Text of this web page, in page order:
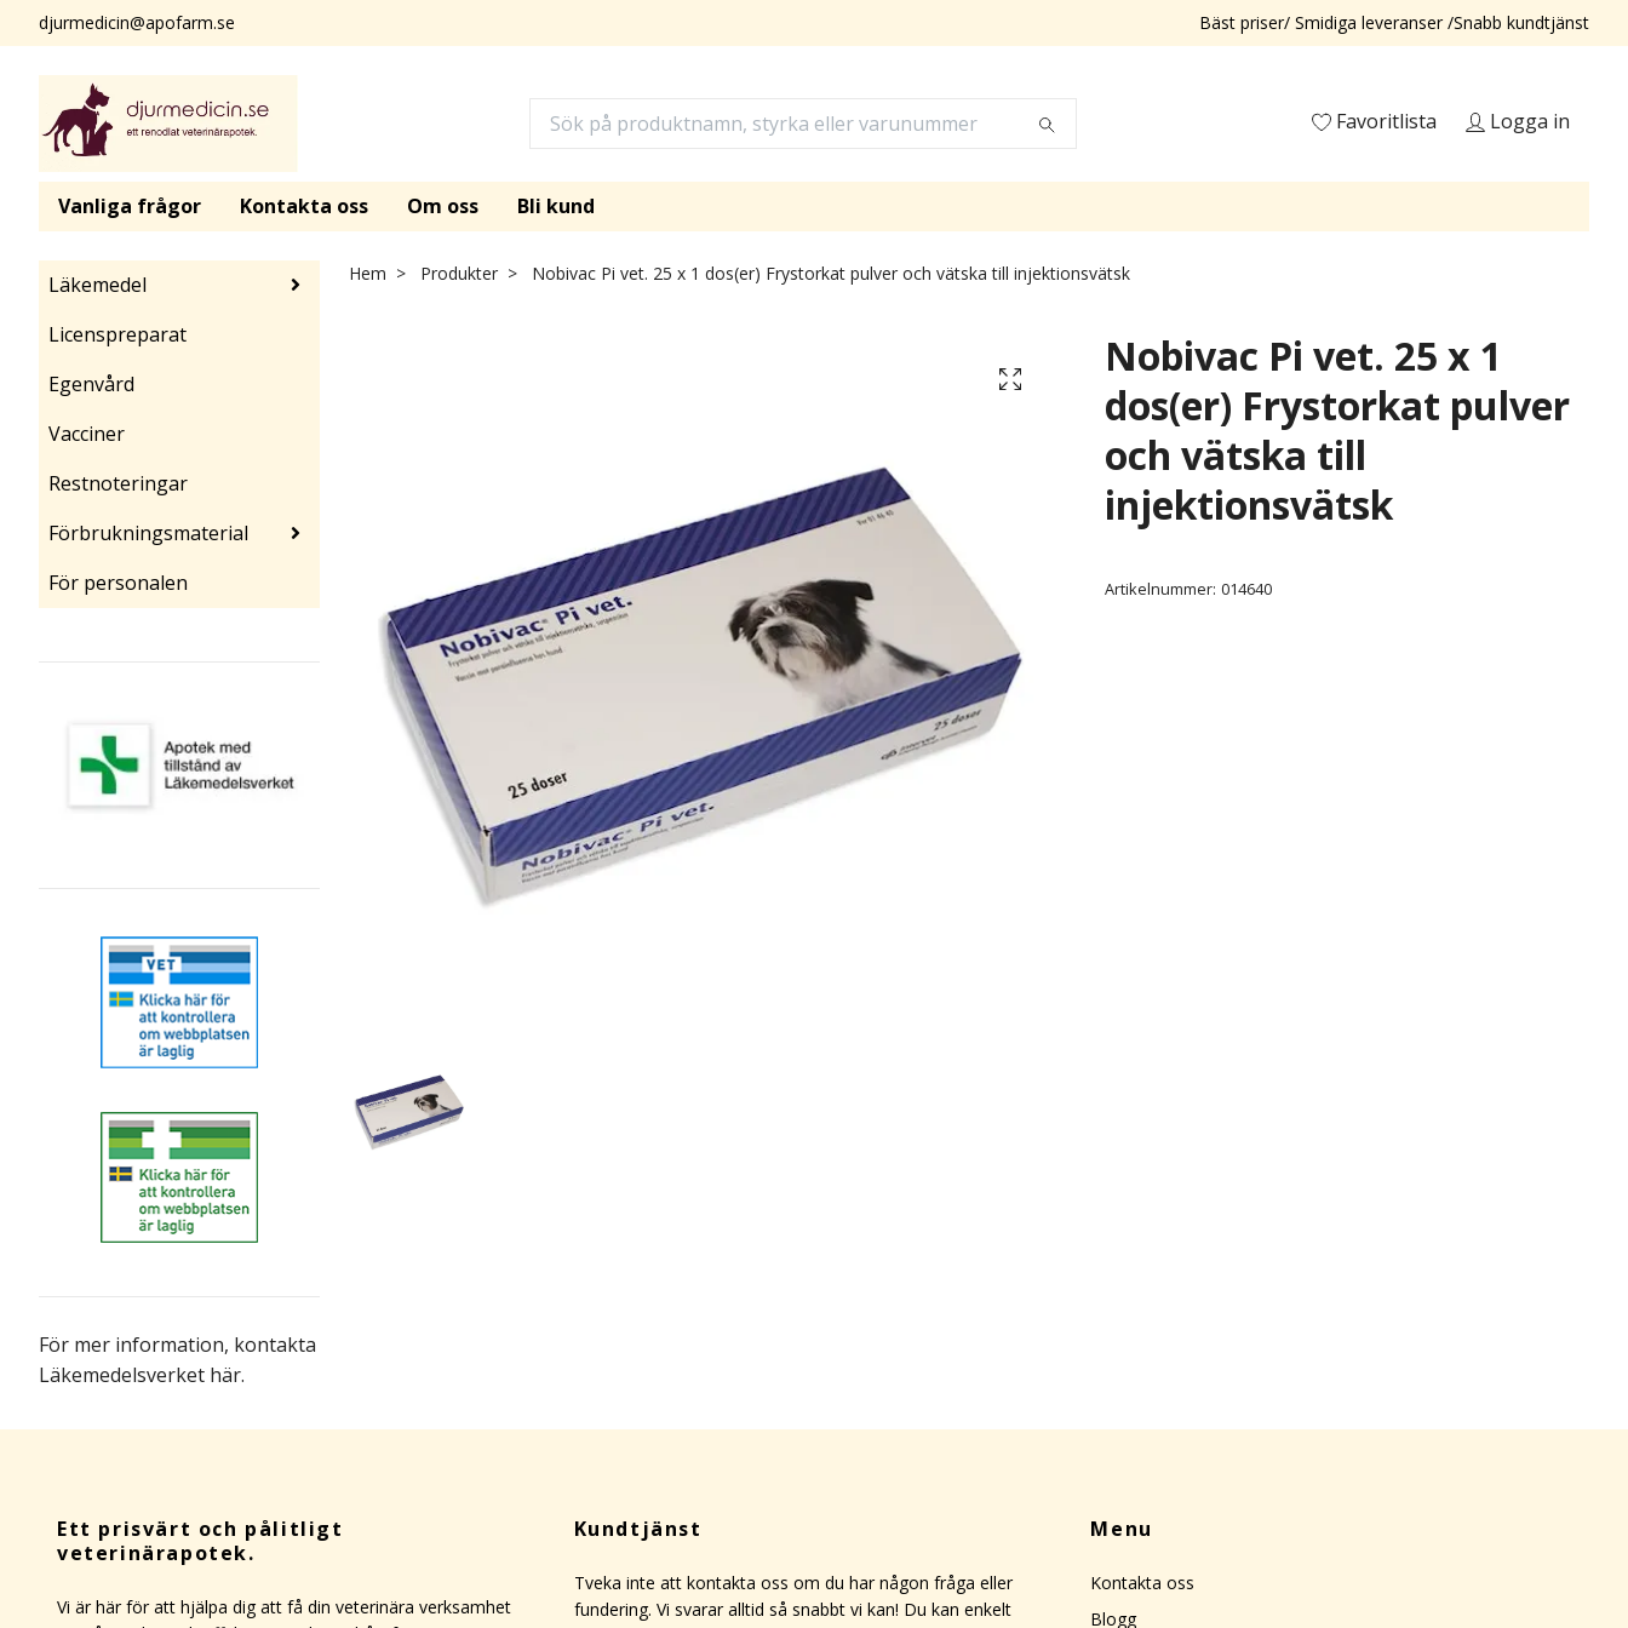
djurmedicin@apofarm.se Bäst priser/ Smidiga leveranser /Snabb kundtjänst
Favoritlista Logga in
Vanliga frågor Kontakta oss Om oss Bli kund
Läkemedel
Licenspreparat
Egenvård
Vacciner
Restnoteringar
Förbrukningsmaterial
För personalen
För mer information, kontakta
Läkemedelsverket här.
Hem Produkter Nobivac Pi vet. 25 x 1 dos(er) Frystorkat pulver och vätska till injektionsvätsk
Nobivac Pi vet. 25 x 1
dos(er) Frystorkat pulver
och vätska till
injektionsvätsk
Artikelnummer: 014640
Ett prisvärt och pålitligt
veterinärapotek.
Vi är här för att hjälpa dig att få din veterinära verksamhet
Kundtjänst
Tveka inte att kontakta oss om du har någon fråga eller
fundering. Vi svarar alltid så snabbt vi kan! Du kan enkelt
Menu
Kontakta oss
Blogg